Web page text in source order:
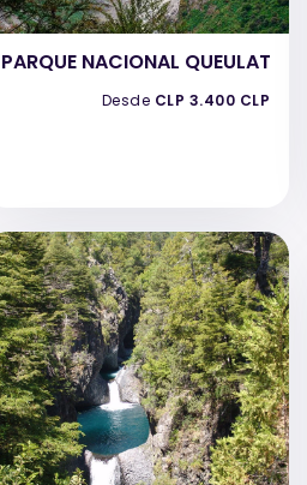
PARQUE NACIONAL QUEULAT
Desde CLP 3.400 CLP